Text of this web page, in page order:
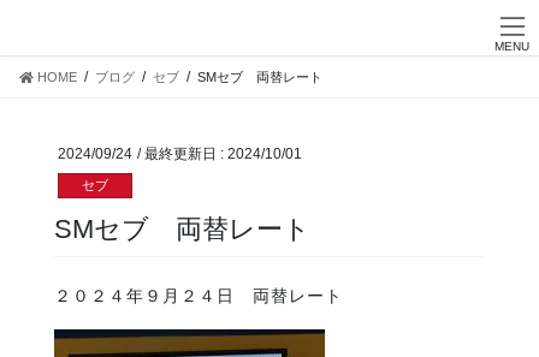
the
content
the
Navigation
HOME ブログ セブ SMセブ 両替レート
2024/09/24 / 最終更新日 : 2024/10/01
セブ
SMセブ 両替レート
２０２４年９月２４日 両替レート
MENU